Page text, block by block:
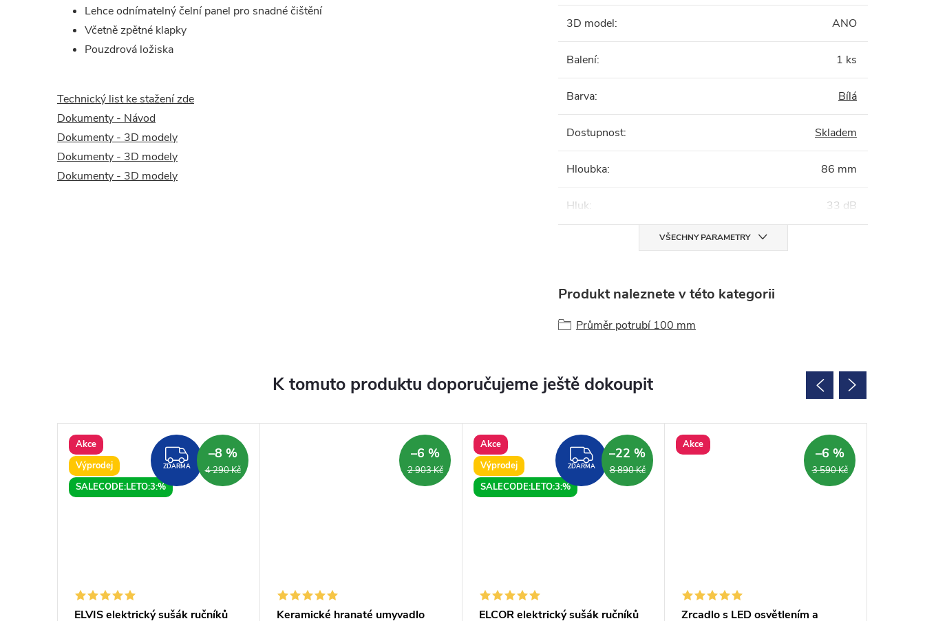
Lehce odnímatelný čelní panel pro snadné čištění
Včetně zpětné klapky
Pouzdrová ložiska
Technický list ke stažení zde
Dokumenty - Návod
Dokumenty - 3D modely
Dokumenty - 3D modely
Dokumenty - 3D modely
3D model: ANO
Balení: 1 ks
Barva: Bílá
Dostupnost: Skladem
Hloubka: 86 mm
Hluk: 33 dB
VŠECHNY PARAMETRY
Produkt naleznete v této kategorii
Průměr potrubí 100 mm
K tomuto produktu doporučujeme ještě dokoupit
Akce
Výprodej
SALECODE:LETO:3:%
ZDARMA
ZDARMA 4 290 Kč
–8 %
ELVIS elektrický sušák ručníků
2 903 Kč
–6 %
Keramické hranaté umyvadlo
Akce
Výprodej
SALECODE:LETO:3:%
ZDARMA
ZDARMA 8 890 Kč
–22 %
ELCOR elektrický sušák ručníků
Akce
3 590 Kč
–6 %
Zrcadlo s LED osvětlením a